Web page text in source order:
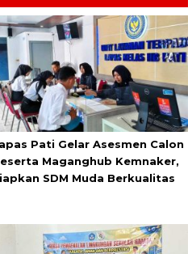
Pati Gelar Asesmen Calon
Maganghub Kemnaker,
SDM Muda Berkualitas